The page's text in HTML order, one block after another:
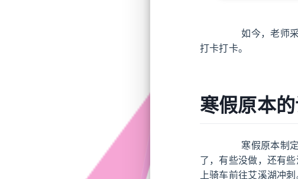
如今，老师采
打卡打卡。
寒假原本的
寒假原本制定了
了，有些没做，还有
上骑车前往艾溪湖冲